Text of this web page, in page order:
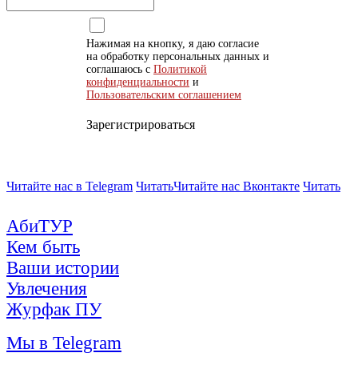
Нажимая на кнопку, я даю согласие
на обработку персональных данных и
соглашаюсь с Политикой
конфиденциальности и
Пользовательским соглашением
Зарегистрироваться
Читайте нас в Telegram ЧитатьЧитайте нас Вконтакте Читать
АбиТУР
Кем быть
Ваши истории
Увлечения
Журфак ПУ
Мы в Telegram